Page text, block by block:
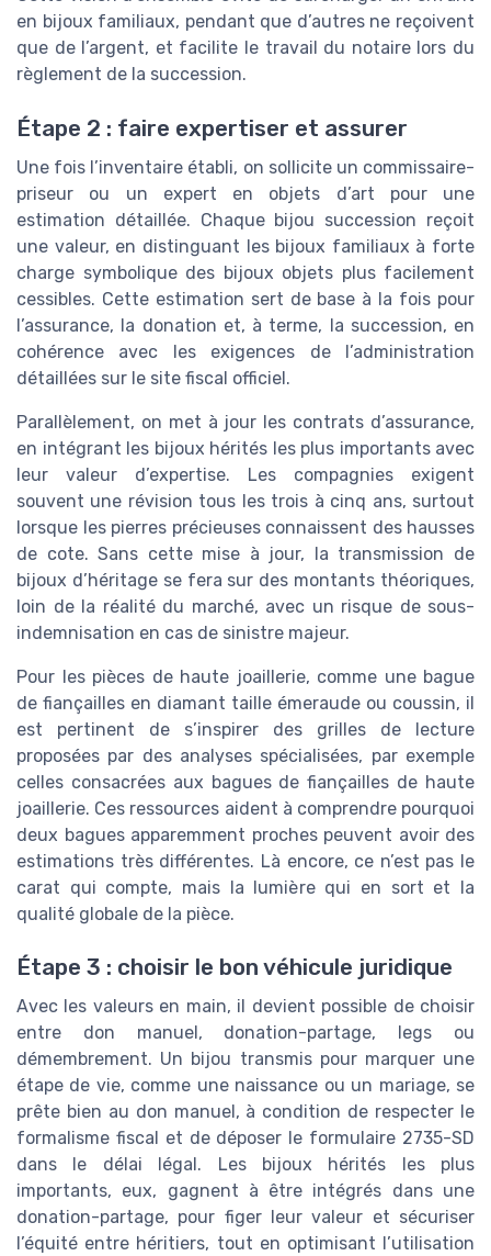
en bijoux familiaux, pendant que d’autres ne reçoivent
que de l’argent, et facilite le travail du notaire lors du
règlement de la succession.
Étape 2 : faire expertiser et assurer
Une fois l’inventaire établi, on sollicite un commissaire-
priseur ou un expert en objets d’art pour une
estimation détaillée. Chaque bijou succession reçoit
une valeur, en distinguant les bijoux familiaux à forte
charge symbolique des bijoux objets plus facilement
cessibles. Cette estimation sert de base à la fois pour
l’assurance, la donation et, à terme, la succession, en
cohérence avec les exigences de l’administration
détaillées sur le site fiscal officiel.
Parallèlement, on met à jour les contrats d’assurance,
en intégrant les bijoux hérités les plus importants avec
leur valeur d’expertise. Les compagnies exigent
souvent une révision tous les trois à cinq ans, surtout
lorsque les pierres précieuses connaissent des hausses
de cote. Sans cette mise à jour, la transmission de
bijoux d’héritage se fera sur des montants théoriques,
loin de la réalité du marché, avec un risque de sous-
indemnisation en cas de sinistre majeur.
Pour les pièces de haute joaillerie, comme une bague
de fiançailles en diamant taille émeraude ou coussin, il
est pertinent de s’inspirer des grilles de lecture
proposées par des analyses spécialisées, par exemple
celles consacrées aux bagues de fiançailles de haute
joaillerie. Ces ressources aident à comprendre pourquoi
deux bagues apparemment proches peuvent avoir des
estimations très différentes. Là encore, ce n’est pas le
carat qui compte, mais la lumière qui en sort et la
qualité globale de la pièce.
Étape 3 : choisir le bon véhicule juridique
Avec les valeurs en main, il devient possible de choisir
entre don manuel, donation-partage, legs ou
démembrement. Un bijou transmis pour marquer une
étape de vie, comme une naissance ou un mariage, se
prête bien au don manuel, à condition de respecter le
formalisme fiscal et de déposer le formulaire 2735-SD
dans le délai légal. Les bijoux hérités les plus
importants, eux, gagnent à être intégrés dans une
donation-partage, pour figer leur valeur et sécuriser
l’équité entre héritiers, tout en optimisant l’utilisation